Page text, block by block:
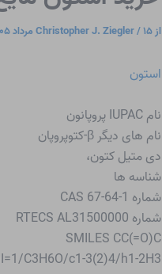
از Christopher J. Ziegler/۱۵ مرداد ۱۴۰۵
استون
نام IUPAC پروپانون
نام های دیگر β-کتوپروپان
دی متیل کتون،
شناسه ها
شماره CAS 67-64-1
شماره RTECS AL31500000
SMILES CC(=O)C
C3H6O/c1-3(2)4/h1-2H3